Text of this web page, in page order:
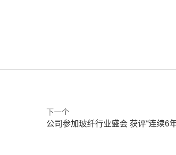
下一个
公司参加玻纤行业盛会 获评“连续6